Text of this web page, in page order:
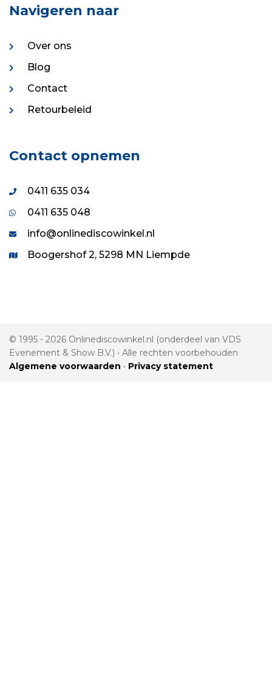
Navigeren naar
Over ons
Blog
Contact
Retourbeleid
Contact opnemen
0411 635 034
0411 635 048
info@onlinediscowinkel.nl
Boogershof 2, 5298 MN Liempde
© 1995 - 2026 Onlinediscowinkel.nl (onderdeel van VDS
Evenement & Show B.V.) • Alle rechten voorbehouden
Algemene voorwaarden • Privacy statement